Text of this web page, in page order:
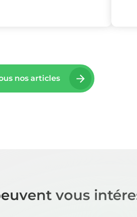
nos articles
vous